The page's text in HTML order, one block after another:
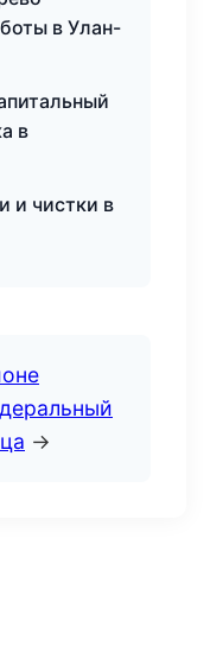
в Улан-
в
и чистки в
→